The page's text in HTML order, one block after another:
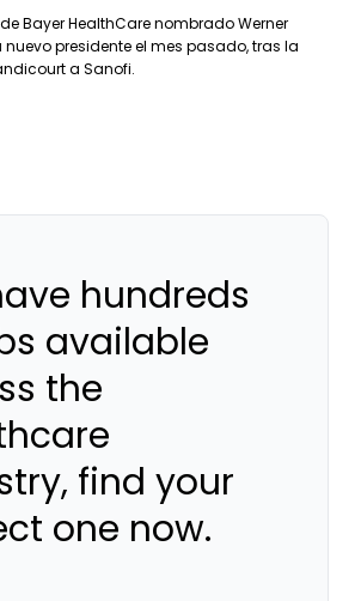
Bayer HealthCare nombrado Werner
presidente el mes pasado, tras la
a Sanofi.
hundreds
available
the
find your
one now.